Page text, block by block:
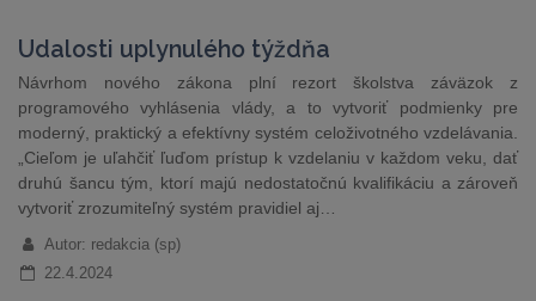
Udalosti uplynulého týždňa
Návrhom nového zákona plní rezort školstva záväzok z
programového vyhlásenia vlády, a to vytvoriť podmienky pre
moderný, praktický a efektívny systém celoživotného vzdelávania.
„Cieľom je uľahčiť ľuďom prístup k vzdelaniu v každom veku, dať
druhú šancu tým, ktorí majú nedostatočnú kvalifikáciu a zároveň
vytvoriť zrozumiteľný systém pravidiel aj…
Autor: redakcia (sp)
22.4.2024